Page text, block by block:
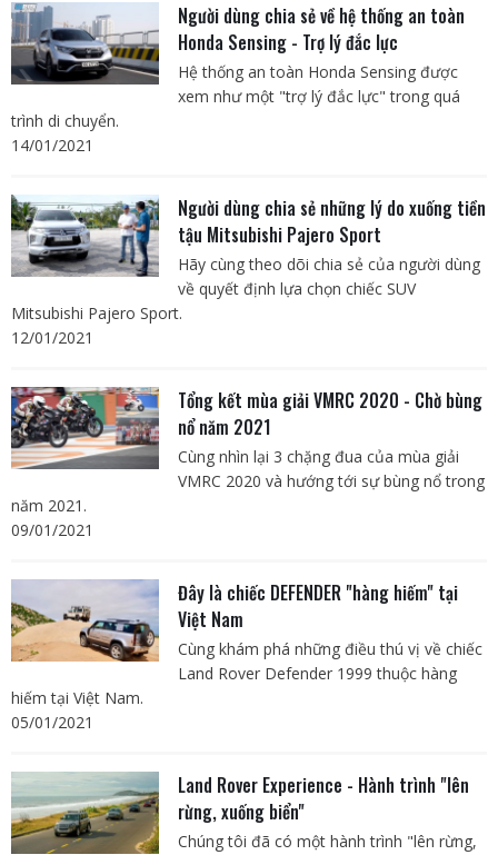
Người dùng chia sẻ về hệ thống an toàn
Honda Sensing - Trợ lý đắc lực
Hệ thống an toàn Honda Sensing được
xem như một "trợ lý đắc lực" trong quá
trình di chuyển.
14/01/2021
Người dùng chia sẻ những lý do xuống tiền
tậu Mitsubishi Pajero Sport
Hãy cùng theo dõi chia sẻ của người dùng
về quyết định lựa chọn chiếc SUV
Mitsubishi Pajero Sport.
12/01/2021
Tổng kết mùa giải VMRC 2020 - Chờ bùng
nổ năm 2021
Cùng nhìn lại 3 chặng đua của mùa giải
VMRC 2020 và hướng tới sự bùng nổ trong
năm 2021.
09/01/2021
Đây là chiếc DEFENDER "hàng hiếm" tại
Việt Nam
Cùng khám phá những điều thú vị về chiếc
Land Rover Defender 1999 thuộc hàng
hiếm tại Việt Nam.
05/01/2021
Land Rover Experience - Hành trình "lên
rừng, xuống biển"
Chúng tôi đã có một hành trình "lên rừng,